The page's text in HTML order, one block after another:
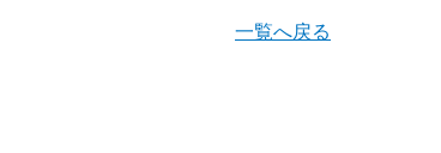
一覧へ戻る